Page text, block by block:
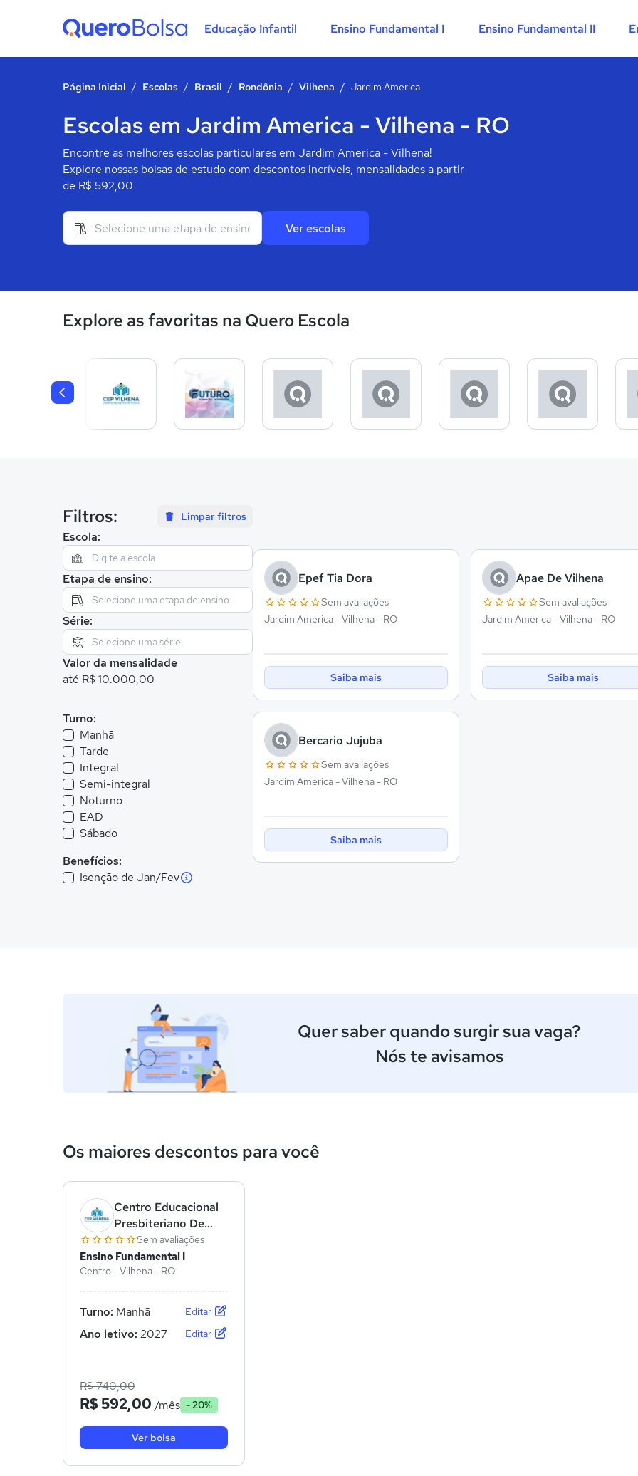
Educação Infantil Ensino Fundamental I Ensino Fundamental II
Página Inicial / Escolas / Brasil / Rondônia / Vilhena / Jardim America
Escolas em Jardim America - Vilhena - RO
Encontre as melhores escolas particulares em Jardim America - Vilhena!
Explore nossas bolsas de estudo com descontos incríveis, mensalidades a partir
de R$ 592,00
Ver escolas
Explore as favoritas na Quero Escola
Filtros: Limpar filtros
Escola:
Etapa de ensino:
Série:
Valor da mensalidade
até R$ 10.000,00
Turno:
Manhã
Tarde
Integral
Semi-integral
Noturno
EAD
Sábado
Benefícios:
Isenção de Jan/Fev
Epef Tia Dora
Sem avaliações
Jardim America - Vilhena - RO
Saiba mais
Apae De Vilhena
Sem avaliações
Jardim America - Vilhena - RO
Saiba mais
Bercario Jujuba
Sem avaliações
Jardim America - Vilhena - RO
Saiba mais
Quer saber quando surgir sua vaga?
Nós te avisamos
Os maiores descontos para você
Centro Educacional
Presbiteriano De
VilhenaSem avaliações
Ensino Fundamental I
Centro - Vilhena - RO
Turno: Manhã Editar
Ano letivo: 2027 Editar
R$ 740,00
R$ 592,00 /mês - 20%
Ver bolsa